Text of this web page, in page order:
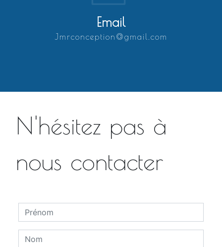
Email
jmrconception@gmail.com
N'hésitez pas à
nous contacter